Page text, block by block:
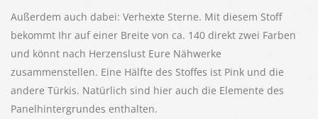
Außerdem auch dabei: Verhexte Sterne. Mit diesem Stoff
bekommt Ihr auf einer Breite von ca. 140 direkt zwei Farben
und könnt nach Herzenslust Eure Nähwerke
zusammenstellen. Eine Hälfte des Stoffes ist Pink und die
andere Türkis. Natürlich sind hier auch die Elemente des
Panelhintergrundes enthalten.